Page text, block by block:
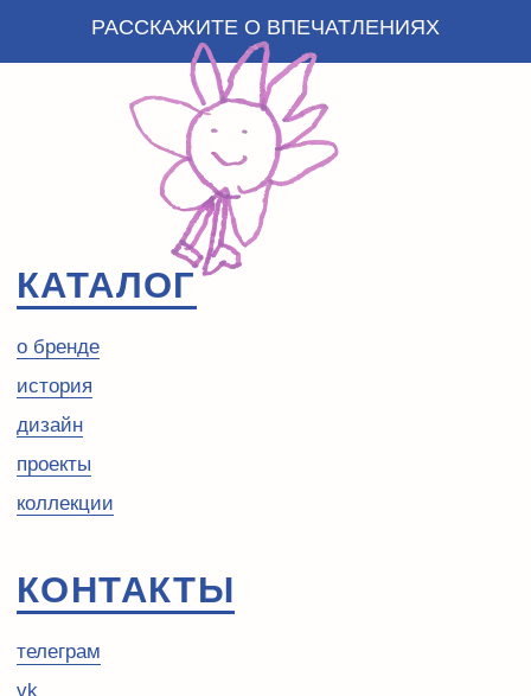
РАССКАЖИТЕ О ВПЕЧАТЛЕНИЯХ